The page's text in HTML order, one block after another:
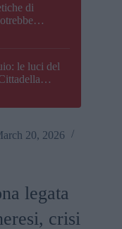
di
le luci del
20, 2026
legata
crisi